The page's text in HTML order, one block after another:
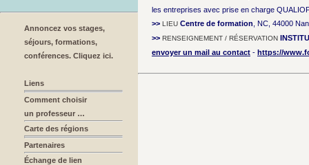
Annoncez vos stages,
séjours, formations,
conférences. Cliquez ici.
Liens
Comment choisir
un professeur …
Carte des régions
Partenaires
Échange de lien
les entreprises avec prise en charge
>> LIEU Centre de formation , NC, 44000
>> RENSEIGNEMENT / RÉSERVATION
envoyer un mail au contact - https://